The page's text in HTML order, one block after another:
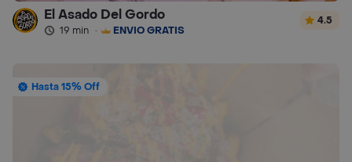
El Asado Del Gordo
19 min · ENVÍO GRATIS
4.5
Hasta 15% Off